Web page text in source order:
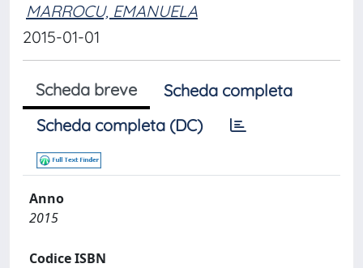
MARROCU, EMANUELA
2015-01-01
Scheda breve
Scheda completa
Scheda completa (DC)
Anno
2015
Codice ISBN